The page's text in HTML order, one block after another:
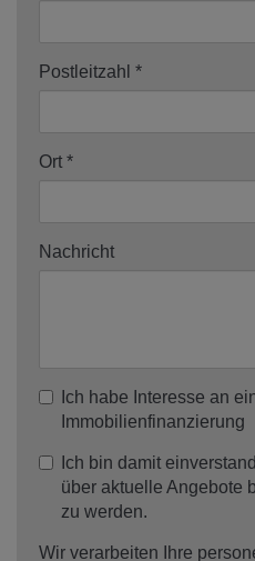
Postleitzahl
Ort
Nachricht
Ich habe Interesse an
Immobilienfinanzierung
Ich bin damit
über aktuelle Angebote
zu werden.
Wir verarbeiten Ihre